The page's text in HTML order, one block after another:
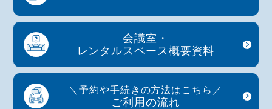
会議室・
レンタルスペース 概要資料
＼予約や手続きの方法はこちら ／
ご利用の流れ